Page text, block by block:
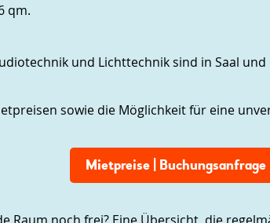
qm.
und Lichttechnik sind in Saal
sowie die Möglichkeit für eine
Mietpreise | Buchungsanfrage